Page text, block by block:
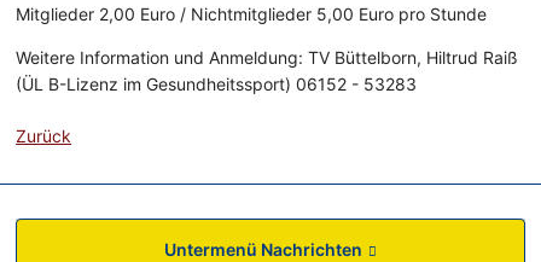
Mitglieder 2,00 Euro / Nichtmitglieder 5,00 Euro pro Stunde
Weitere Information und Anmeldung: TV Büttelborn, Hiltrud Raiß
(ÜL B-Lizenz im Gesundheitssport) 06152 - 53283
Zurück
Untermenü Nachrichten